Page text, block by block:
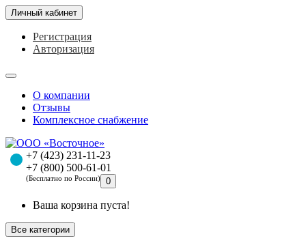
Личный кабинет
Регистрация
Авторизация
О компании
Отзывы
Комплексное снабжение
+7 (423) 231-11-23
+7 (800) 500-61-01
(Бесплатно по России) 0
Ваша корзина пуста!
Все категории